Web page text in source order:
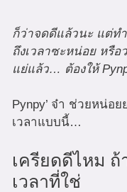
ก็ว่าจดดีแล้วนะ แต่ท
ถึงเวลาซะหน่อย หรือ
แย่แล้ว… ต้องให้
Pynpy’ จ๋า ช่วยหน่อ
เวลาแบบนี้…
เครียดดีไหม
เวลาที่ใช่